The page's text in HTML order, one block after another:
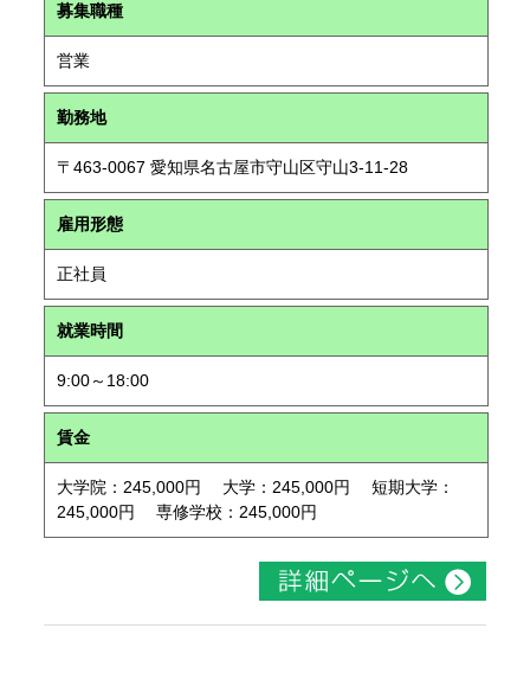
募集職種
営業
勤務地
〒463-0067 愛知県名古屋市守山区守山3-11-28
雇用形態
正社員
就業時間
9:00～18:00
賃金
大学院：245,000円 大学：245,000円 短期大学：
245,000円 専修学校：245,000円